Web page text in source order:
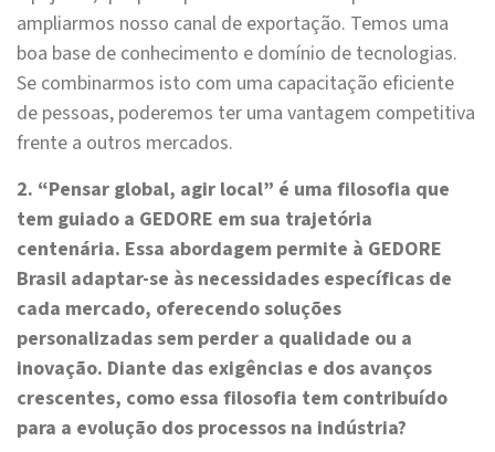
ampliarmos nosso canal de exportação. Temos uma
boa base de conhecimento e domínio de tecnologias.
Se combinarmos isto com uma capacitação eficiente
de pessoas, poderemos ter uma vantagem competitiva
frente a outros mercados.
2. “Pensar global, agir local” é uma filosofia que
tem guiado a GEDORE em sua trajetória
centenária. Essa abordagem permite à GEDORE
Brasil adaptar-se às necessidades específicas de
cada mercado, oferecendo soluções
personalizadas sem perder a qualidade ou a
inovação. Diante das exigências e dos avanços
crescentes, como essa filosofia tem contribuído
para a evolução dos processos na indústria?